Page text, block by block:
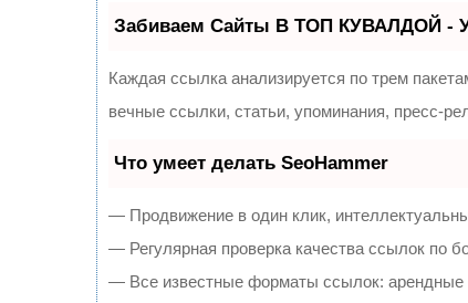
Забиваем Сайты В ТОП КУВАЛДОЙ -
Каждая ссылка анализируется по трем
вечные ссылки, статьи, упоминания, пресс-
Что умеет делать SeoHammer
— Продвижение в один клик,
— Регулярная проверка качества ссылок по
— Все известные форматы ссылок: арендные